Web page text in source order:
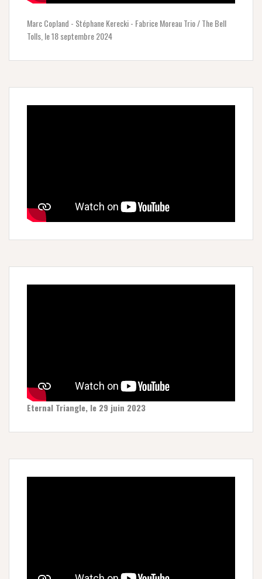
Marc Copland - Stéphane Kerecki - Fabrice Moreau Trio / The Bell
Tolls, le 18 septembre 2024
Eternal Triangle, le 29 juin 2023